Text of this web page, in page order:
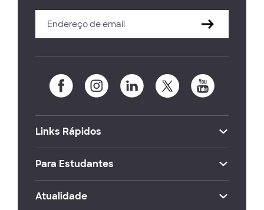
Links Rápidos
Para Estudantes
Atualidade